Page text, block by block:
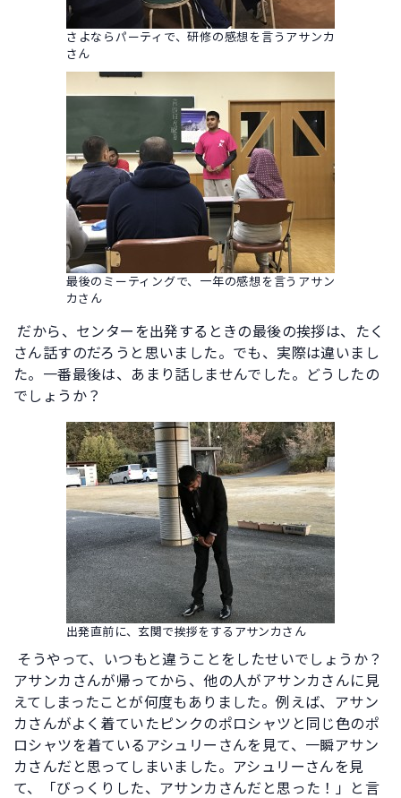
さよならパーティで、研修の感想を言うアサンカ
さん
最後のミーティングで、一年の感想を言うアサン
カさん
だから、センターを出発するときの最後の挨拶は、たく
さん話すのだろうと思いました。でも、実際は違いまし
た。一番最後は、あまり話しませんでした。どうしたの
でしょうか？
出発直前に、玄関で挨拶をするアサンカさん
そうやって、いつもと違うことをしたせいでしょうか？
アサンカさんが帰ってから、他の人がアサンカさんに見
えてしまったことが何度もありました。例えば、アサン
カさんがよく着ていたピンクのポロシャツと同じ色のポ
ロシャツを着ているアシュリーさんを見て、一瞬アサン
カさんだと思ってしまいました。アシュリーさんを見
て、「びっくりした、アサンカさんだと思った！」と言